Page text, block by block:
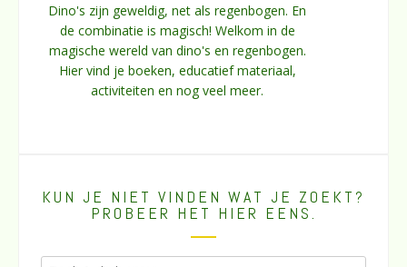
Dino's zijn geweldig, net als regenbogen. En
de combinatie is magisch! Welkom in de
magische wereld van dino's en regenbogen.
Hier vind je boeken, educatief materiaal,
activiteiten en nog veel meer.
KUN JE NIET VINDEN WAT JE ZOEKT?
PROBEER HET HIER EENS.